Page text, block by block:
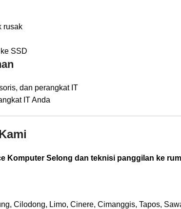
rusak
SSD
dan perangkat IT
IT Anda
Komputer Selong dan teknisi panggilan ke
Cilodong, Limo, Cinere, Cimanggis, Tapos,